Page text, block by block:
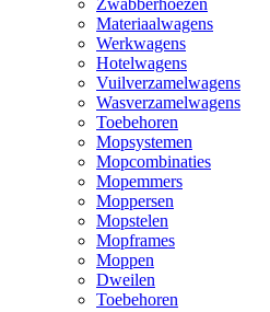
Materiaalwagens
Werkwagens
Hotelwagens
Vuilverzamelwagens
Wasverzamelwagens
Toebehoren
Mopsystemen
Mopcombinaties
Mopemmers
Moppersen
Mopstelen
Mopframes
Moppen
Dweilen
Toebehoren